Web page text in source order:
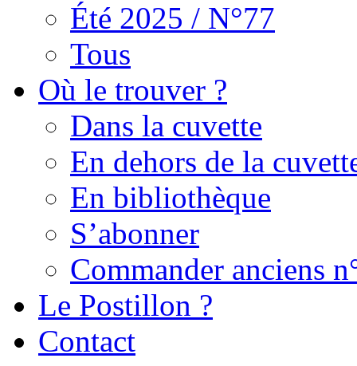
Été 2025 / N°77
Tous
Où le trouver ?
Dans la cuvette
En dehors de la
En bibliothèque
S’abonner
Commander anciens
Le Postillon ?
Contact